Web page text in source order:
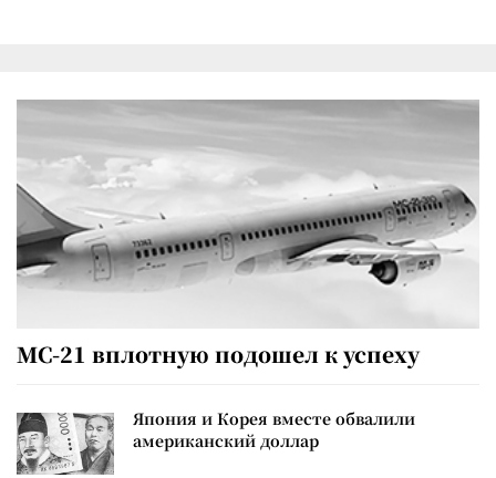
МС-21 вплотную подошел к успеху
Япония и Корея вместе обвалили
американский доллар